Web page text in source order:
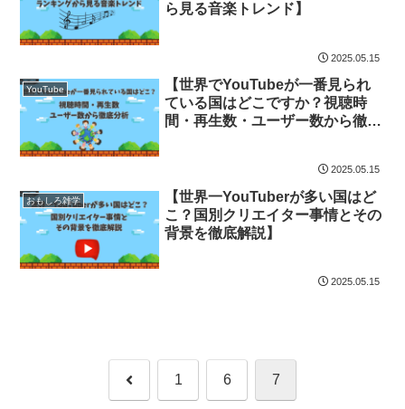
ら見る音楽トレンド】
2025.05.15
YouTube
【世界でYouTubeが一番見られ
ている国はどこですか？視聴時
間・再生数・ユーザー数から徹底
2025.05.15
おもしろ雑学
【世界一YouTuberが多い国はど
こ？国別クリエイター事情とその
背景を徹底解説】
2025.05.15
前 1 6 7